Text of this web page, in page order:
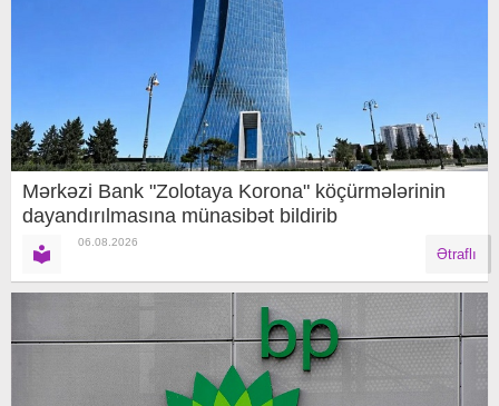
Mərkəzi Bank "Zolotaya Korona" köçürmələrinin
dayandırılmasına münasibət bildirib
06.08.2026
Ətraflı